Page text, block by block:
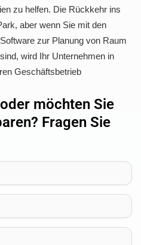
zu helfen. Die Rückkehr ins
aber wenn Sie mit den
zur Planung von Raum
wird Ihr Unternehmen in
Geschäftsbetrieb
möchten Sie
Fragen Sie